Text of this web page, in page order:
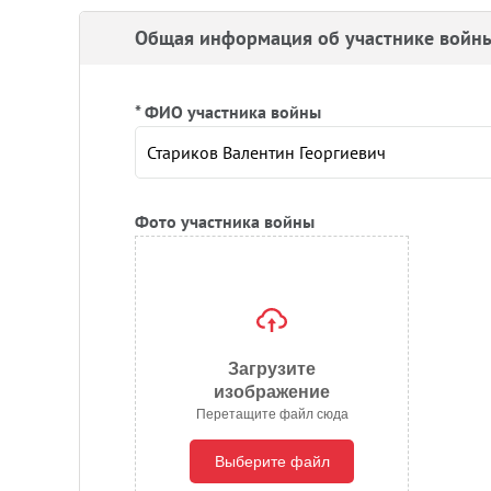
Общая информация об участнике
* ФИО участника войны
Фото участника войны
Загрузите
изображение
Перетащите файл сюда